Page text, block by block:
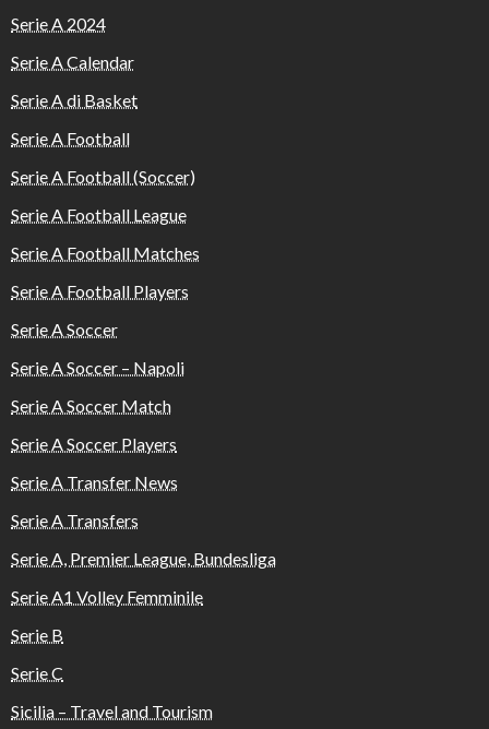
Serie A 2024
Serie A Calendar
Serie A di Basket
Serie A Football
Serie A Football (Soccer)
Serie A Football League
Serie A Football Matches
Serie A Football Players
Serie A Soccer
Serie A Soccer – Napoli
Serie A Soccer Match
Serie A Soccer Players
Serie A Transfer News
Serie A Transfers
Serie A, Premier League, Bundesliga
Serie A1 Volley Femminile
Serie B
Serie C
Sicilia – Travel and Tourism